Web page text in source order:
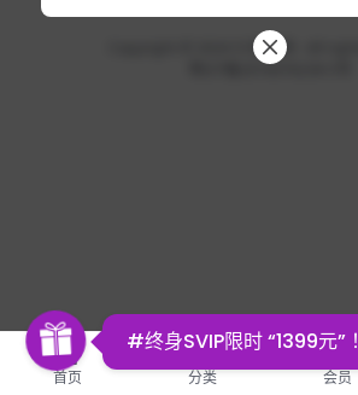
51技能网
粤ICP备2016076239-5号
首页 分类 会员
#终身SVIP限时 “1399元” ！